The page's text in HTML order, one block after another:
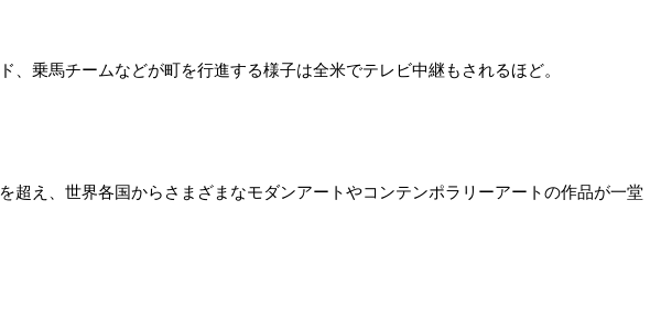
乗馬チームなどが町を行進する様子は全米でテレビ中継もされるほど。
え、世界各国からさまざまなモダンアートやコンテンポラリーアートの作品が一堂